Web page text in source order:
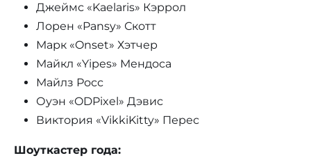
Джеймс «Kaelaris» Кэррол
Лорен «Pansy» Скотт
Марк «Onset» Хэтчер
Майкл «Yipes» Мендоса
Майлз Росс
Оуэн «ODPixel» Дэвис
Виктория «VikkiKitty» Перес
Шоуткастер года: